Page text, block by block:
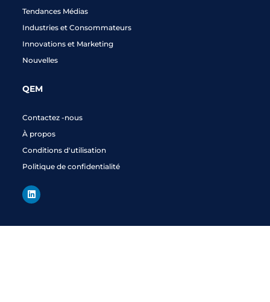
Tendances Médias
Industries et Consommateurs
Innovations et Marketing
Nouvelles
QEM
Contactez -nous
À propos
Conditions d'utilisation
Politique de confidentialité
L
i
n
e